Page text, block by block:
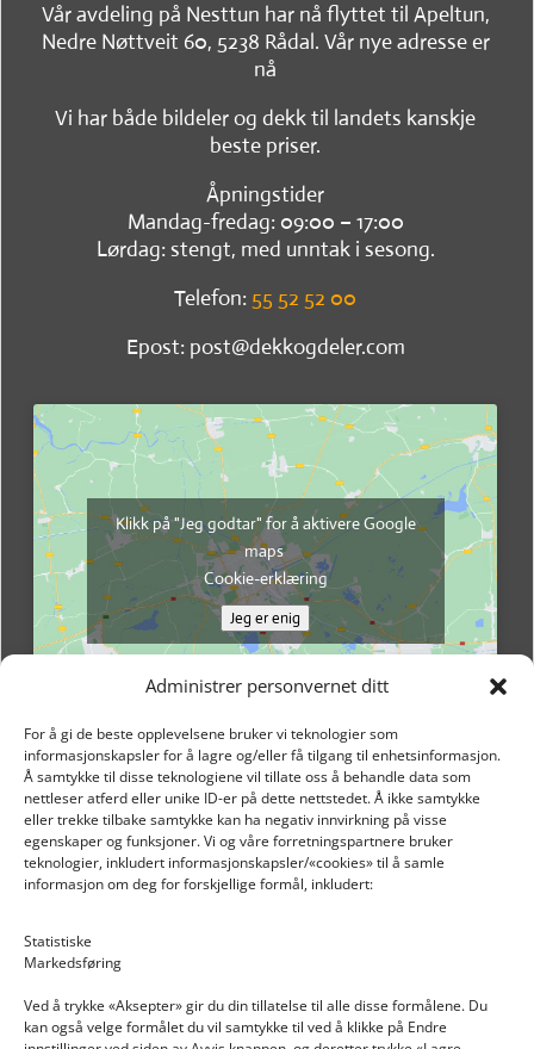
Administrer personvernet ditt
For å gi de beste opplevelsene bruker vi teknologier som
informasjonskapsler for å lagre og/eller få tilgang til enhetsinformasjon.
Å samtykke til disse teknologiene vil tillate oss å behandle data som
nettleser atferd eller unike ID-er på dette nettstedet. Å ikke samtykke
eller trekke tilbake samtykke kan ha negativ innvirkning på visse
egenskaper og funksjoner. Vi og våre forretningspartnere bruker
teknologier, inkludert informasjonskapsler/«cookies» til å samle
informasjon om deg for forskjellige formål, inkludert:
Statistiske
Markedsføring
Ved å trykke «Aksepter» gir du din tillatelse til alle disse formålene. Du
kan også velge formålet du vil samtykke til ved å klikke på Endre
Vår avdeling på Nesttun har nå flyttet til Apeltun,
Nedre Nøttveit 60, 5238 Rådal. Vår nye adresse er
nå
Vi har både bildeler og dekk til landets kanskje
beste priser.
Åpningstider
Mandag-fredag: 09:00 – 17:00
Lørdag: stengt, med unntak i sesong.
Telefon: 55 52 52 00
Epost: post@dekkogdeler.com
Klikk på "Jeg godtar" for å aktivere Google
maps
Cookie-erklæring
Jeg er enig